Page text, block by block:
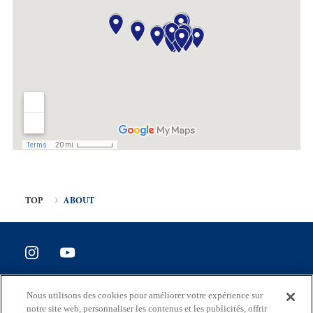
TOP ABOUT
Enquête de satisfaction du site
Nous utilisons des cookies pour améliorer votre expérience sur
notre site web, personnaliser les contenus et les publicités, offrir